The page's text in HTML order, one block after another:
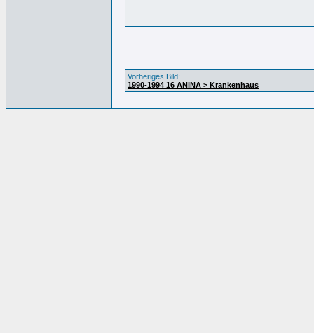
Vorheriges Bild:
1990-1994 16 ANINA > Krankenhaus